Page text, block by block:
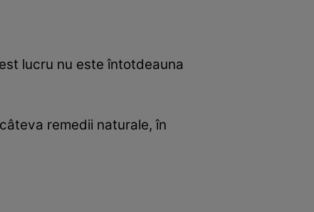
lucru nu este întotdeauna
remedii naturale, în